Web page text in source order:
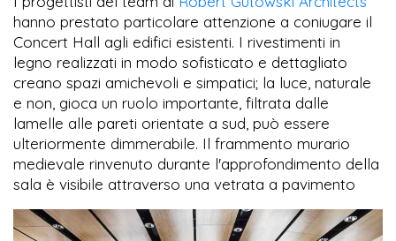
hanno prestato particolare attenzione a coniugare il
Concert Hall agli edifici esistenti. I rivestimenti in
legno realizzati in modo sofisticato e dettagliato
creano spazi amichevoli e simpatici; la luce, naturale
e non, gioca un ruolo importante, filtrata dalle
lamelle alle pareti orientate a sud, può essere
ulteriormente dimmerabile. Il frammento murario
medievale rinvenuto durante l'approfondimento della
sala è visibile attraverso una vetrata a pavimento